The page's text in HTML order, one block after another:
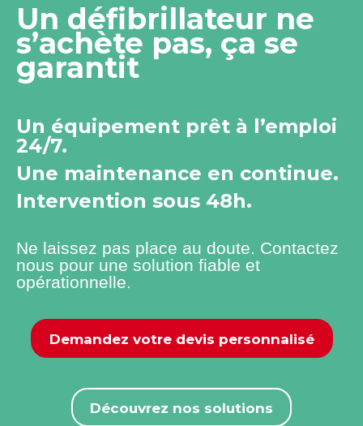
Un défibrillateur ne
s’achète pas, ça se
garantit
Un équipement prêt à l’emploi
24/7.
Une maintenance en continue.
Intervention sous 48h.
Ne laissez pas place au doute. Contactez
nous pour une solution fiable et
opérationnelle.
Demandez votre devis personnalisé
Découvrez nos solutions